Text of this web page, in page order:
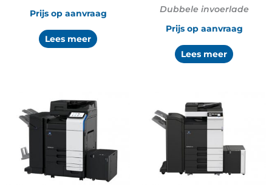
Prijs op aanvraag
Lees meer
Dubbele invoerlade
Prijs op aanvraag
Lees meer